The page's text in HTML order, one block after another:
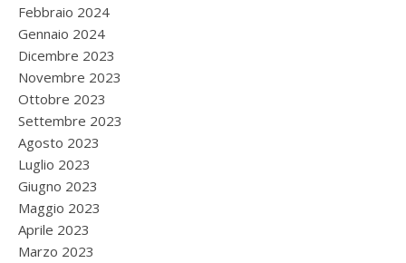
Febbraio 2024
Gennaio 2024
Dicembre 2023
Novembre 2023
Ottobre 2023
Settembre 2023
Agosto 2023
Luglio 2023
Giugno 2023
Maggio 2023
Aprile 2023
Marzo 2023